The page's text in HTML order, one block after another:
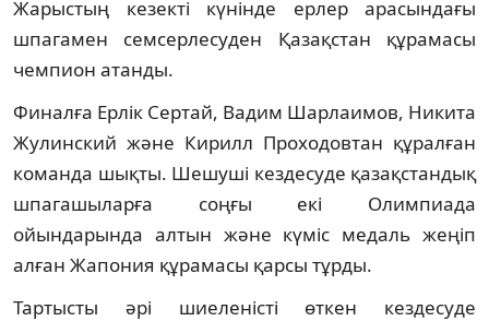
Жарыстың кезекті күнінде ерлер арасындағы
шпагамен семсерлесуден Қазақстан құрамасы
чемпион атанды.
Финалға Ерлік Сертай, Вадим Шарлаимов, Никита
Жулинский және Кирилл Проходовтан құралған
команда шықты. Шешуші кездесуде қазақстандық
шпагашыларға соңғы екі Олимпиада
ойындарында алтын және күміс медаль жеңіп
алған Жапония құрамасы қарсы тұрды.
Тартысты әрі шиеленісті өткен кездесуде